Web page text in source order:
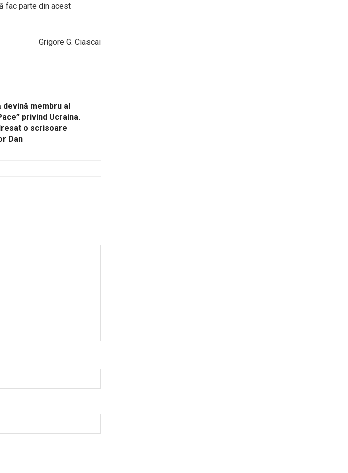
fac parte din acest
Grigore G. Ciascai
devină membru al
privind Ucraina.
o scrisoare
Dan